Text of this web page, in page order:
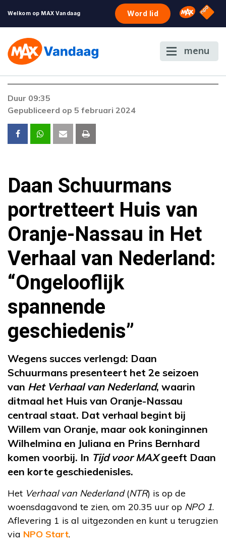
Welkom op MAX Vandaag Word lid Omroep
NPO
menu
De gewenste stream is op dit moment niet
voordoen, neem dan contact op met onze
klantenservice.
Duur 09:35
Gepubliceerd op 5 februari 2024
Daan Schuurmans
portretteert Huis van
Oranje-Nassau in Het
Verhaal van Nederland:
“Ongelooflijk
spannende
geschiedenis”
Wegens succes verlengd: Daan
Schuurmans presenteert het 2e seizoen
van Het Verhaal van Nederland, waarin
ditmaal het Huis van Oranje-Nassau
centraal staat. Dat verhaal begint bij
Willem van Oranje, maar ook koninginnen
Wilhelmina en Juliana en Prins Bernhard
komen voorbij. In Tijd voor MAXgeeft Daan
een korte geschiedenisles.
Het Verhaal van Nederland(NTR) is op de
woensdagavond te zien, om 20.35 uur op NPO 1.
Aflevering 1 is al uitgezonden en kunt u terugzien
via NPO Start.